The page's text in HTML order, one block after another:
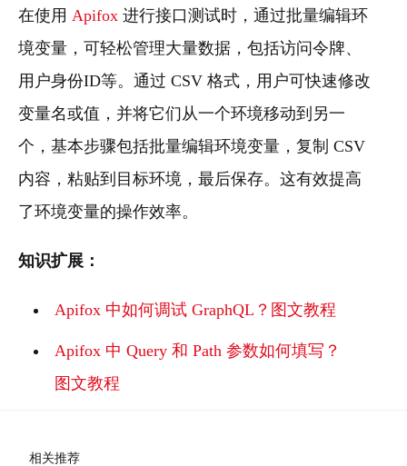
在使用 Apifox 进行接口测试时，通过批量编辑环
境变量，可轻松管理大量数据，包括访问令牌、
用户身份ID等。通过 CSV 格式，用户可快速修改
变量名或值，并将它们从一个环境移动到另一
个，基本步骤包括批量编辑环境变量，复制 CSV
内容，粘贴到目标环境，最后保存。这有效提高
了环境变量的操作效率。
知识扩展：
Apifox 中如何调试 GraphQL？图文教程
Apifox 中 Query 和 Path 参数如何填写？
图文教程
相关推荐